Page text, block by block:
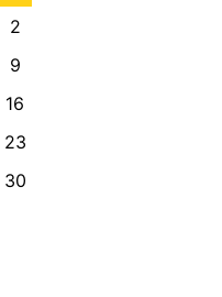
2
9
16
23
30